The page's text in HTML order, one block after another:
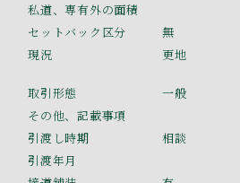
私道、専有外の面積
セットバック区分
無
現況
更地
取引形態
一般
その他、記載事項
引渡し時期
相談
引渡年月